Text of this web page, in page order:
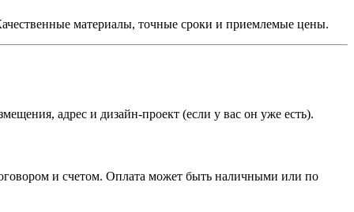
материалы, точные сроки и приемлемые цены.
адрес и дизайн-проект (если у вас он уже есть).
и счетом. Оплата может быть наличными или по